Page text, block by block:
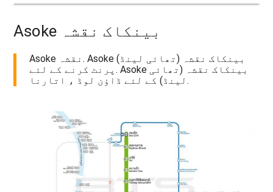
Asoke بینکاک نقشہ
Asoke نقشہ. Asoke بینکاک نقشہ (تھائی لینڈ)
پرنٹ کرنے کے لئے. Asoke بینکاک نقشہ (تھائی
لینڈ) کے لئے ڈاؤن لوڈ ، اتارنا.